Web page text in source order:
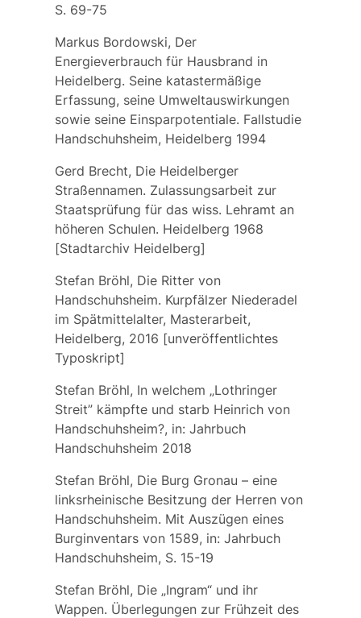
S. 69-75
Markus Bordowski, Der
Energieverbrauch für Hausbrand in
Heidelberg. Seine katastermäßige
Erfassung, seine Umweltauswirkungen
sowie seine Einsparpotentiale. Fallstudie
Handschuhsheim, Heidelberg 1994
Gerd Brecht, Die Heidelberger
Straßennamen. Zulassungsarbeit zur
Staatsprüfung für das wiss. Lehramt an
höheren Schulen. Heidelberg 1968
[Stadtarchiv Heidelberg]
Stefan Bröhl, Die Ritter von
Handschuhsheim. Kurpfälzer Niederadel
im Spätmittelalter, Masterarbeit,
Heidelberg, 2016 [unveröffentlichtes
Typoskript]
Stefan Bröhl, In welchem „Lothringer
Streit” kämpfte und starb Heinrich von
Handschuhsheim?, in: Jahrbuch
Handschuhsheim 2018
Stefan Bröhl, Die Burg Gronau – eine
linksrheinische Besitzung der Herren von
Handschuhsheim. Mit Auszügen eines
Burginventars von 1589, in: Jahrbuch
Handschuhsheim, S. 15-19
Stefan Bröhl, Die „Ingram“ und ihr
Wappen. Überlegungen zur Frühzeit des